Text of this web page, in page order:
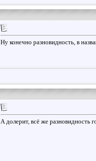
Ну конечно разновидность, в
А долерит, всё же разновидность